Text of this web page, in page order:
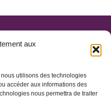
aux
utilisons des technologies
accéder aux informations des
nous permettra de traiter